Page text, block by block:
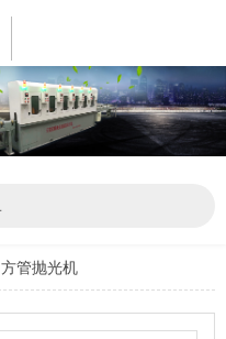
方管抛光机